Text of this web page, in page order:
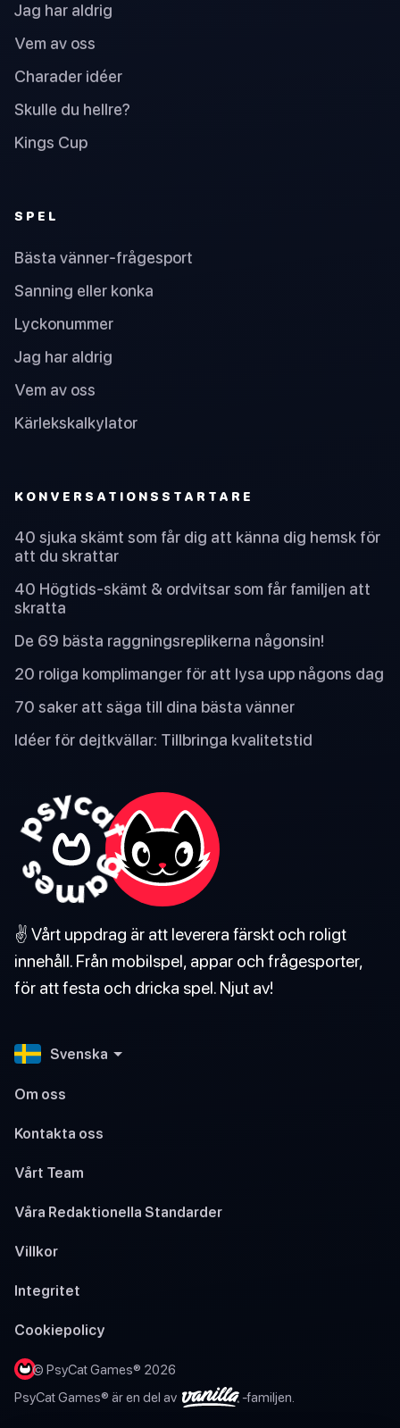
Jag har aldrig
Vem av oss
Charader idéer
Skulle du hellre?
Kings Cup
SPEL
Bästa vänner-frågesport
Sanning eller konka
Lyckonummer
Jag har aldrig
Vem av oss
Kärlekskalkylator
KONVERSATIONSSTARTARE
40 sjuka skämt som får dig att känna dig hemsk för
att du skrattar
40 Högtids-skämt & ordvitsar som får familjen att
skratta
De 69 bästa raggningsreplikerna någonsin!
20 roliga komplimanger för att lysa upp någons dag
70 saker att säga till dina bästa vänner
Idéer för dejtkvällar: Tillbringa kvalitetstid
✌️ Vårt uppdrag är att leverera färskt och roligt
innehåll. Från mobilspel, appar och frågesporter,
för att festa och dricka spel. Njut av!
Svenska
Om oss
Kontakta oss
Vårt Team
Våra Redaktionella Standarder
Villkor
Integritet
Cookiepolicy
© PsyCat Games® 2026
PsyCat Games® är en del av
-familjen.